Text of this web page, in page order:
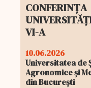
CONFERINȚA
VI-A
10.06.2026
Universitatea de
Agronomice și
din București